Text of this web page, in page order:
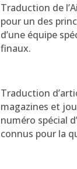
Traduction de
pour un des
d’une équipe
finaux.
Traduction
magazines et
numéro spécial
connus pour la